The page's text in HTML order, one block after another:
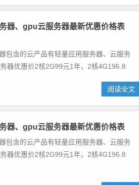
器、gpu云服务器最新优惠价格表
包含的云产品有轻量应用服务器、云服务
器优惠价2核2G99元1年，2核4G196.8
阅读全文
器、gpu云服务器最新优惠价格表
包含的云产品有轻量应用服务器、云服务
器优惠价2核2G99元1年，2核4G196.8